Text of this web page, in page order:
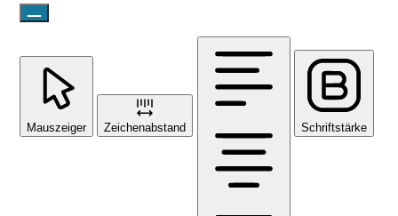
Mauszeiger Zeichenabstand Schriftstärke